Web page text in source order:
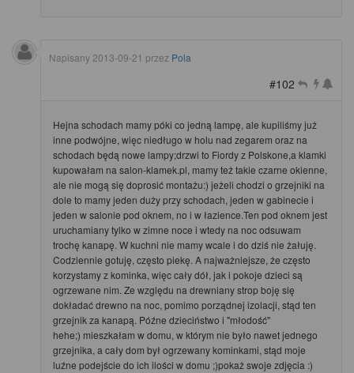
Napisany 2013-09-21 przez Pola
#102
Hejna schodach mamy póki co jedną lampę, ale kupiliśmy już
inne podwójne, więc niedługo w holu nad zegarem oraz na
schodach będą nowe lampy;drzwi to Fiordy z Polskone,a klamki
kupowałam na salon-klamek.pl, mamy też takie czarne okienne,
ale nie mogą się doprosić montażu:) jeżeli chodzi o grzejniki na
dole to mamy jeden duży przy schodach, jeden w gabinecie i
jeden w salonie pod oknem, no i w łazience.Ten pod oknem jest
uruchamiany tylko w zimne noce i wtedy na noc odsuwam
trochę kanapę. W kuchni nie mamy wcale i do dziś nie żałuję.
Codziennie gotuję, często piekę. A najważniejsze, że często
korzystamy z kominka, więc cały dół, jak i pokoje dzieci są
ogrzewane nim. Ze względu na drewniany strop boję się
dokładać drewno na noc, pomimo porządnej izolacji, stąd ten
grzejnik za kanapą. Późne dzieciństwo i "młodość"
hehe;) mieszkałam w domu, w którym nie było nawet jednego
grzejnika, a cały dom był ogrzewany kominkami, stąd moje
luźne podejście do ich ilości w domu ;)pokaż swoje zdjęcia :)